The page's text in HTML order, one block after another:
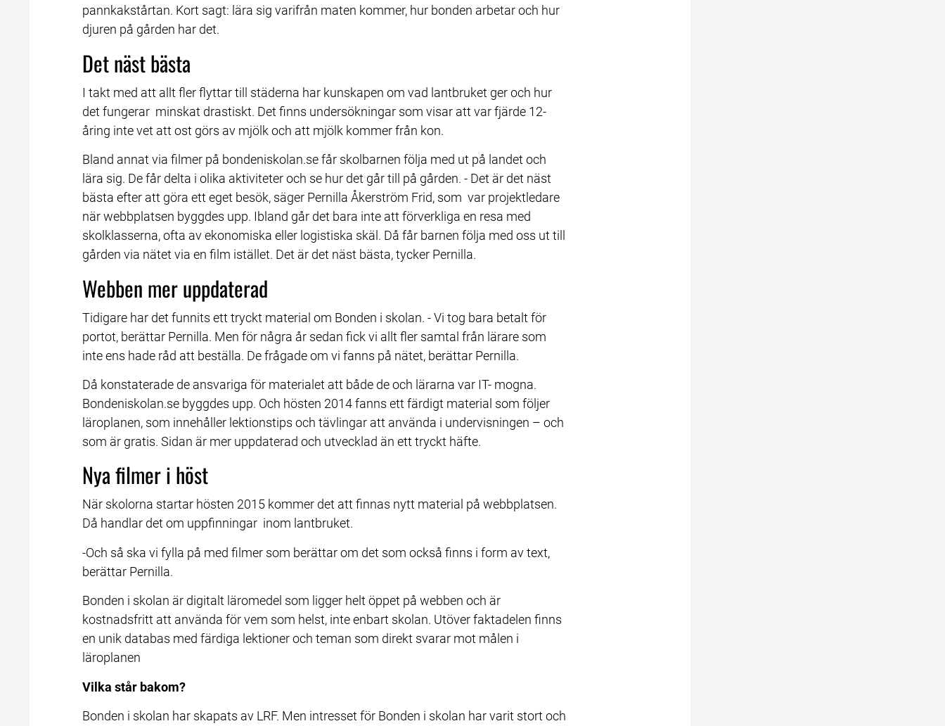
pannkakstårtan. Kort sagt: lära sig varifrån maten kommer, hur bonden arbetar och hur
djuren på gården har det.
Det näst bästa
I takt med att allt fler flyttar till städerna har kunskapen om vad lantbruket ger och hur
det fungerar  minskat drastiskt. Det finns undersökningar som visar att var fjärde 12-
åring inte vet att ost görs av mjölk och att mjölk kommer från kon.
Bland annat via filmer på bondeniskolan.se får skolbarnen följa med ut på landet och
lära sig. De får delta i olika aktiviteter och se hur det går till på gården. - Det är det näst
bästa efter att göra ett eget besök, säger Pernilla Åkerström Frid, som  var projektledare
när webbplatsen byggdes upp. Ibland går det bara inte att förverkliga en resa med
skolklasserna, ofta av ekonomiska eller logistiska skäl. Då får barnen följa med oss ut till
gården via nätet via en film istället. Det är det näst bästa, tycker Pernilla.
Webben mer uppdaterad
Tidigare har det funnits ett tryckt material om Bonden i skolan. - Vi tog bara betalt för
portot, berättar Pernilla. Men för några år sedan fick vi allt fler samtal från lärare som
inte ens hade råd att beställa. De frågade om vi fanns på nätet, berättar Pernilla.
Då konstaterade de ansvariga för materialet att både de och lärarna var IT- mogna.
Bondeniskolan.se byggdes upp. Och hösten 2014 fanns ett färdigt material som följer
läroplanen, som innehåller lektionstips och tävlingar att använda i undervisningen – och
som är gratis. Sidan är mer uppdaterad och utvecklad än ett tryckt häfte.
Nya filmer i höst
När skolorna startar hösten 2015 kommer det att finnas nytt material på webbplatsen.
Då handlar det om uppfinningar  inom lantbruket.
-Och så ska vi fylla på med filmer som berättar om det som också finns i form av text,
berättar Pernilla.
Bonden i skolan är digitalt läromedel som ligger helt öppet på webben och är
kostnadsfritt att använda för vem som helst, inte enbart skolan. Utöver faktadelen finns
en unik databas med färdiga lektioner och teman som direkt svarar mot målen i
läroplanen
Vilka står bakom?
Bonden i skolan har skapats av LRF. Men intresset för Bonden i skolan har varit stort och